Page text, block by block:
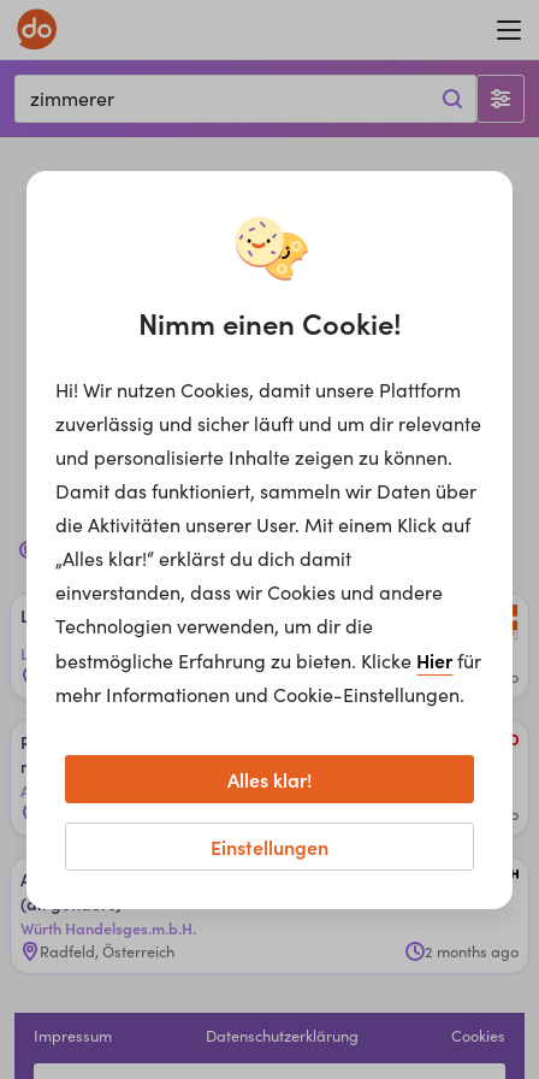
zimmerer
zimmerer Jobs für dich
Leh­re al­s Zim­me­rer (m/w/d)
Leyrer + Graf Baugesellschaft m.b.H.
Gmünd, Österreich +4 weitere Orte 11 months ago
Rei­ni­gungs­mit­ar­bei­ter:in / Zim­mer­rei­ni­gungs­kraf­t (
m/w/d)
Adecco Österreich
2 months ago
Au­ßen­diens­t B2B Zim­me­rei/­Speng­le­rei/D­ach­de­cke­rei
(al­l ­gen­der­s)
Würth Handelsges.m.b.H.
Radfeld, Österreich 2 months ago
Impressum Datenschutzerklärung Cookies
Nimm einen Cookie!
Hi! Wir nutzen Cookies, damit unsere Plattform
zuverlässig und sicher läuft und um dir relevante
und personalisierte Inhalte zeigen zu können.
Damit das funktioniert, sammeln wir Daten über
die Aktivitäten unserer User. Mit einem Klick auf
„Alles klar!“ erklärst du dich damit
einverstanden, dass wir Cookies und andere
Technologien verwenden, um dir die
bestmögliche Erfahrung zu bieten. Klicke Hierfür
mehr Informationen und Cookie-Einstellungen.
Einstellungen
Alles klar!